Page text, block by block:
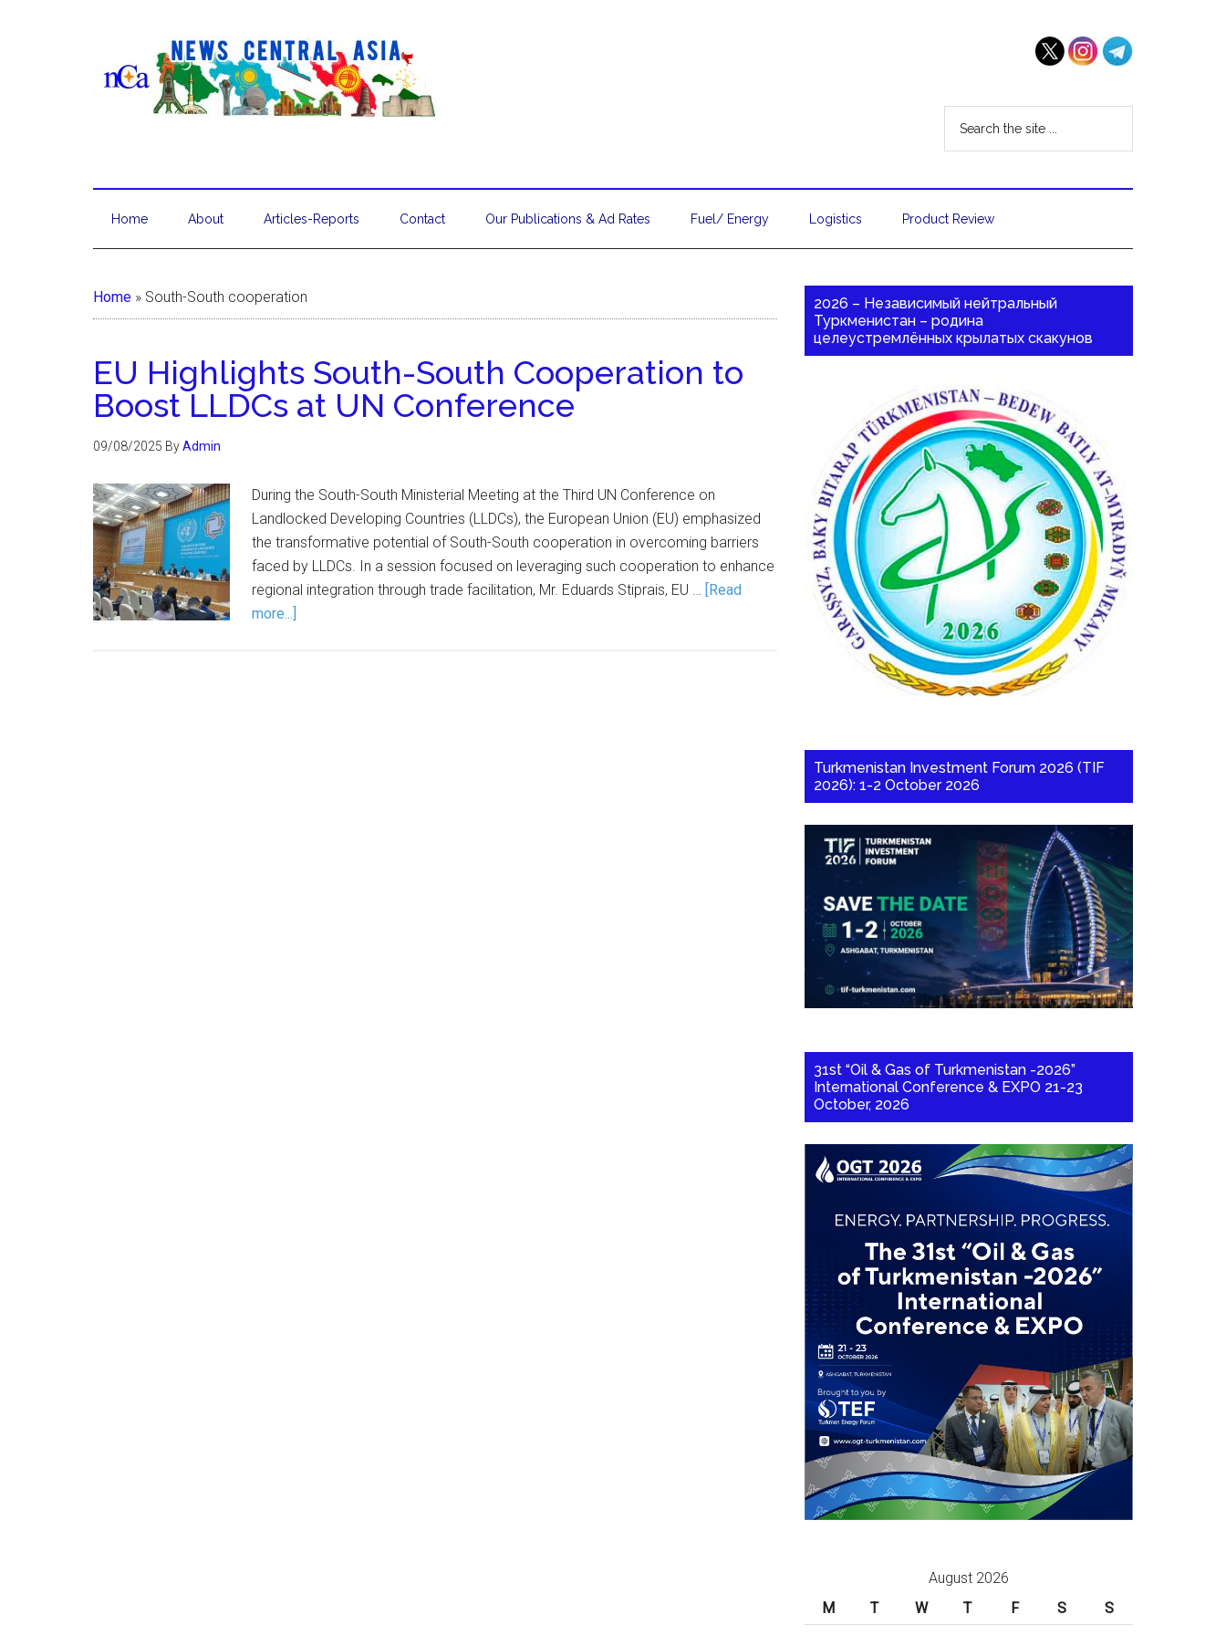
Home About Articles-Reports Contact Our Publications & Ad Rates Fuel/ Energy Logistics Product Review
Home » South-South cooperation
EU Highlights South-South Cooperation to
Boost LLDCs at UN Conference
09/08/2025 ByAdmin
During the South-South Ministerial Meeting at the Third UN Conference on
Landlocked Developing Countries (LLDCs), the European Union (EU) emphasized
the transformative potential of South-South cooperation in overcoming barriers
faced by LLDCs. In a session focused on leveraging such cooperation to enhance
regional integration through trade facilitation, Mr. Eduards Stiprais, EU … [Read
more...]
2026 – Независимый нейтральный
Туркменистан – родина
целеустремлённых крылатых скакунов
Turkmenistan Investment Forum 2026 (TIF
2026): 1-2 October 2026
31st “Oil & Gas of Turkmenistan -2026”
International Conference & EXPO 21-23
October, 2026
August 2026
M
T W T F S S